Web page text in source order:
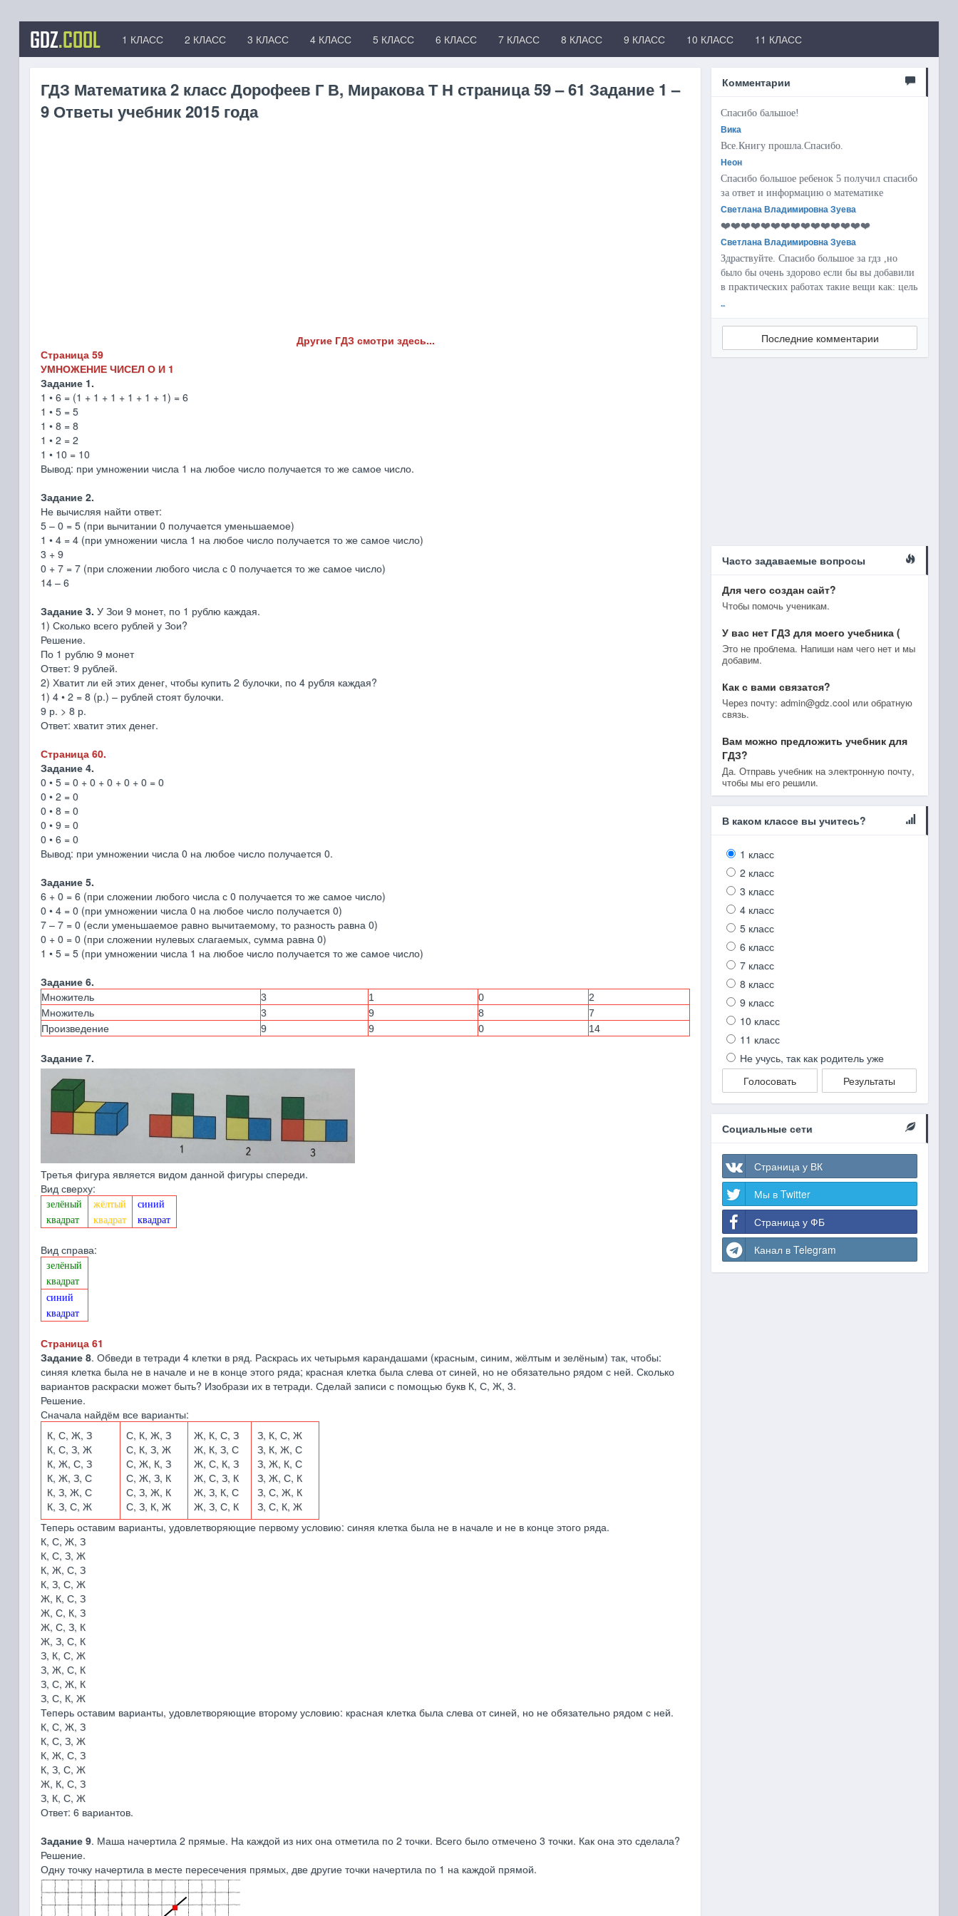
GDZ.COOL 1 КЛАСС 2 КЛАСС 3 КЛАСС 4 КЛАСС 5 КЛАСС 6 КЛАСС 7 КЛАСС 8 КЛАСС 9 КЛАСС 10 КЛАСС 11 КЛАСС
ГДЗ Математика 2 класс Дорофеев Г В, Миракова Т Н страница 59 – 61 Задание 1 –
9 Ответы учебник 2015 года
Другие ГДЗ смотри здесь...
Страница 59
УМНОЖЕНИЕ ЧИСЕЛ О И 1
Задание 1.
1 • 6 = (1 + 1 + 1 + 1 + 1 + 1) = 6
1 • 5 = 5
1 • 8 = 8
1 • 2 = 2
1 • 10 = 10
Вывод: при умножении числа 1 на любое число получается то же самое число.
Задание 2.
Не вычисляя найти ответ:
5 – 0 = 5 (при вычитании 0 получается уменьшаемое)
1 • 4 = 4 (при умножении числа 1 на любое число получается то же самое число)
3 + 9
0 + 7 = 7 (при сложении любого числа с 0 получается то же самое число)
14 – 6
Задание 3. У Зои 9 монет, по 1 рублю каждая.
1) Сколько всего рублей у Зои?
Решение.
По 1 рублю 9 монет
Ответ: 9 рублей.
2) Хватит ли ей этих денег, чтобы купить 2 булочки, по 4 рубля каждая?
1) 4 • 2 = 8 (р.) – рублей стоят булочки.
9 р. > 8 р.
Ответ: хватит этих денег.
Страница 60.
Задание 4.
0 • 5 = 0 + 0 + 0 + 0 + 0 = 0
0 • 2 = 0
0 • 8 = 0
0 • 9 = 0
0 • 6 = 0
Вывод: при умножении числа 0 на любое число получается 0.
Задание 5.
6 + 0 = 6 (при сложении любого числа с 0 получается то же самое число)
0 • 4 = 0 (при умножении числа 0 на любое число получается 0)
7 – 7 = 0 (если уменьшаемое равно вычитаемому, то разность равна 0)
0 + 0 = 0 (при сложении нулевых слагаемых, сумма равна 0)
1 • 5 = 5 (при умножении числа 1 на любое число получается то же самое число)
Задание 6.
Множитель 3 1 0
2
Множитель
3 9 8
7
Произведение
9 9 0 14
Задание 7.
Третья фигура является видом данной фигуры спереди.
Вид сверху:
зелёный
квадрат
жёлтый
квадрат
синий
квадрат
Вид справа:
зелёный
квадрат
синий
квадрат
Страница 61
Задание 8. Обведи в тетради 4 клетки в ряд. Раскрась их четырьмя карандашами (красным, синим, жёлтым и зелёным) так, чтобы:
синяя клетка была не в начале и не в конце этого ряда; красная клетка была слева от синей, но не обязательно рядом с ней. Сколько
вариантов раскраски может быть? Изобрази их в тетради. Сделай записи с помощью букв К, С, Ж, 3.
Решение.
Сначала найдём все варианты:
К, С, Ж, З
К, С, З, Ж
К, Ж, С, З
К, Ж, З, С
К, З, Ж, С
К, З, С, Ж
С, К, Ж, З
С, К, З, Ж
С, Ж, К, З
С, Ж, З, К
С, З, Ж, К
С, З, К, Ж
Ж, К, С, З
Ж, К, З, С
Ж, С, К, З
Ж, С, З, К
Ж, З, К, С
Ж, З, С, К
З, К, С, Ж
З, К, Ж, С
З, Ж, К, С
З, Ж, С, К
З, С, Ж, К
З, С, К, Ж
Теперь оставим варианты, удовлетворяющие первому условию: синяя клетка была не в начале и не в конце этого ряда.
К, С, Ж, З
К, С, З, Ж
К, Ж, С, З
К, З, С, Ж
Ж, К, С, З
Ж, С, К, З
Ж, С, З, К
Ж, З, С, К
З, К, С, Ж
З, Ж, С, К
З, С, Ж, К
З, С, К, Ж
Теперь оставим варианты, удовлетворяющие второму условию: красная клетка была слева от синей, но не обязательно рядом с ней.
К, С, Ж, З
К, С, З, Ж
К, Ж, С, З
К, З, С, Ж
Ж, К, С, З
З, К, С, Ж
Ответ: 6 вариантов.
Задание 9. Маша начертила 2 прямые. На каждой из них она отметила по 2 точки. Всего было отмечено 3 точки. Как она это сделала?
Решение.
Одну точку начертила в месте пересечения прямых, две другие точки начертила по 1 на каждой прямой.
Комментарии
Спасибо бальшое!
Вика
Все.Книгу прошла.Спасибо.
Неон
Спасибо большое ребенок 5 получил спасибо
за ответ и информацию о математике
Светлана Владимировна Зуева
❤️❤️❤️❤️❤️❤️❤️❤️❤️❤️❤️❤️❤️❤️❤️
Светлана Владимировна Зуева
Здраствуйте. Спасибо большое за гдз ,но
было бы очень здорово если бы вы добавили
в практических работах такие вещи как: цель
..
Последние комментарии
Часто задаваемые вопросы
Для чего создан сайт?
Чтобы помочь ученикам.
У вас нет ГДЗ для моего учебника (
Это не проблема. Напиши нам чего нет и мы
добавим.
Как с вами связатся?
Через почту: admin@gdz.cool или обратную
связь.
Вам можно предложить учебник для
ГДЗ?
Да. Отправь учебник на электронную почту,
чтобы мы его решили.
В каком классе вы учитесь?
1 класс
2 класс
3 класс
4 класс
5 класс
6 класс
7 класс
8 класс
9 класс
10 класс
11 класс
Не учусь, так как родитель уже
Голосовать
Результаты
Социальные сети
Страница у ВК
Мы в Twitter
Страница у ФБ
Канал в Telegram